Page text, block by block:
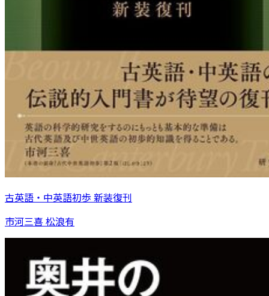
古英語・中英語初歩 新装復刊
市河三喜 松浪有